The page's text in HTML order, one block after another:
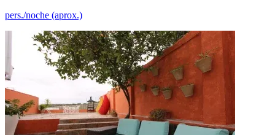
pers./noche (aprox.)